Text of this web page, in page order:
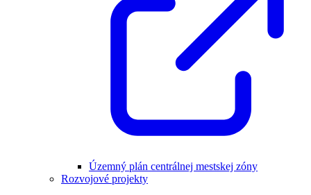
Územný plán centrálnej mestskej zóny
Rozvojové projekty